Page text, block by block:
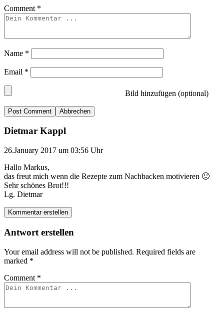
Comment *
Name *
Email *
Bild hinzufügen (optional)
Abbrechen
Dietmar Kappl
26.January 2017 um 03:56 Uhr
Hallo Markus,
das freut mich wenn die Rezepte zum Nachbacken motivieren 🙂
Sehr schönes Brot!!!
Lg. Dietmar
Kommentar erstellen
Antwort erstellen
Your email address will not be published. Required fields are
marked *
Comment *